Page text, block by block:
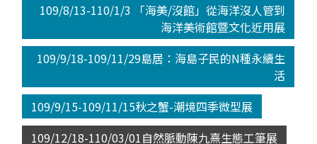
109/8/13-110/1/3 「海美/沒館」從海洋沒人管到
海洋美術館暨文化近用展
109/9/18-109/11/29島居：海島子民的N種永續生
活
109/9/15-109/11/15秋之蟹-潮境四季微型展
109/12/18-110/03/01自然脈動陳九熹生態工筆展